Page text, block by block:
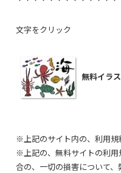
文字をクリック
無料イラ
※上記のサイト内の、利用規
※上記の、無料サイトの利用
合の、一切の損害について、